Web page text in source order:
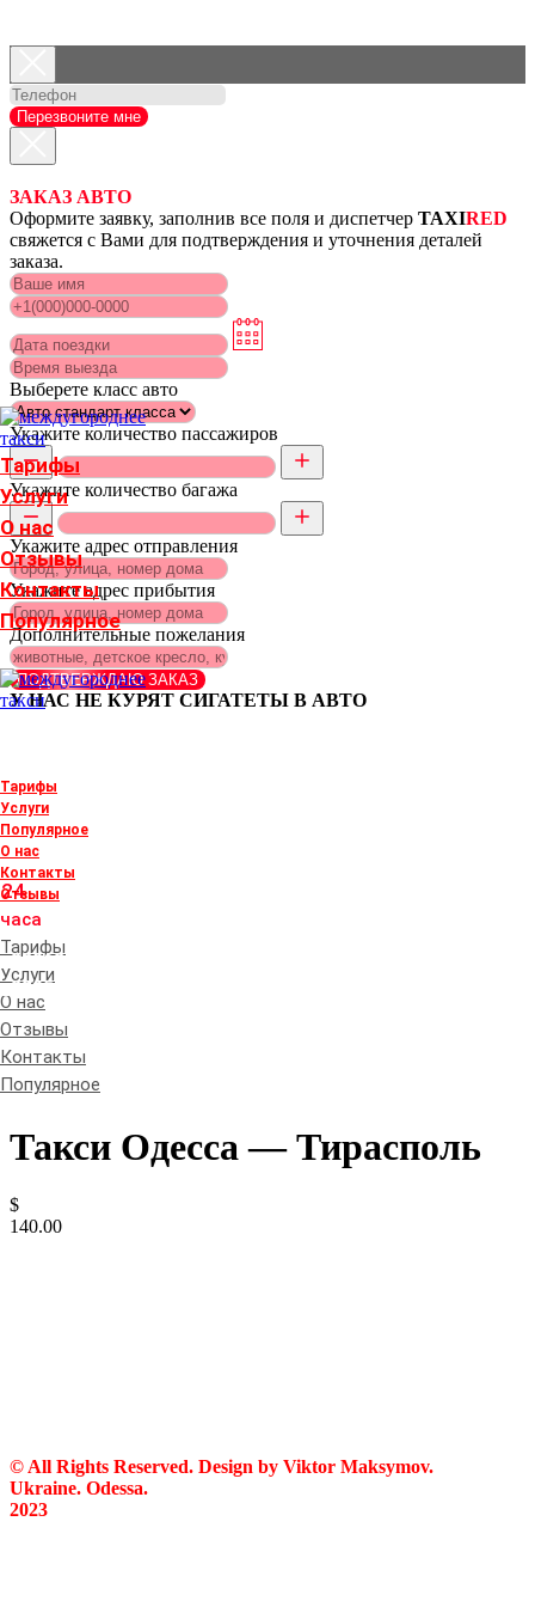
Тарифы
Услуги
О нас
Отзывы
Контакты
Популярное
+380505687015
+380632213472
24
часа
Тарифы
Услуги
О нас
Отзывы
Контакты
Популярное
Тарифы
Услуги
Популярное
О нас
Контакты
Отзывы
+380632213472
+380505687015
Перезвоните мне
ЗАКАЗ АВТО
Оформите заявку, заполнив все поля и диспетчер TAXIRED
свяжется с Вами для подтверждения и уточнения деталей
заказа.
Выберете класс авто
Укажите количество пассажиров
Укажите количество багажа
Укажите адрес отправления
Укажите адрес прибытия
Дополнительные пожелания
ПОДТВЕРЖДАЮ ЗАКАЗ
У НАС НЕ КУРЯТ СИГАТЕТЫ В АВТО
Такси Одесса — Тирасполь
$
140.00
© All Rights Reserved. Design by Viktor Maksymov.
Ukraine. Odessa.
2023